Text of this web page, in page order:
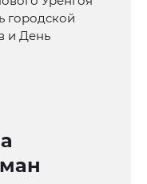
городской
и День